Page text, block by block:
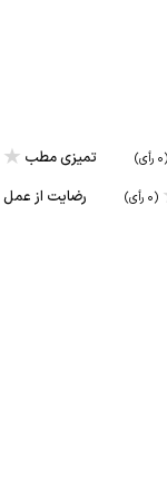
(۰ رأی) تمیزی مطب ★
(۰ رأی) رضایت از عمل